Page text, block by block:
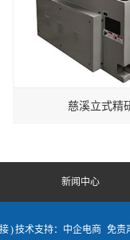
慈溪立式精
新闻中心
)技术支持：中企电商 免责